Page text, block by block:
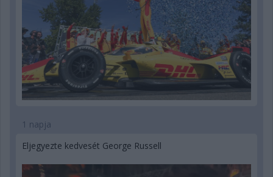
1 napja
Eljegyezte kedvesét George Russell